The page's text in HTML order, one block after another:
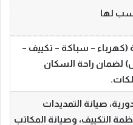
لها
(كهرباء – سباكة – تكييف –
لضمان راحة السكان
صيانة التمديدات
التكييف، وصيانة المكاتب